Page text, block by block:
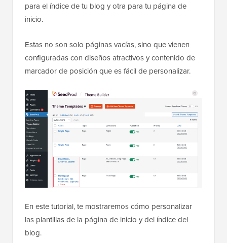
para el índice de tu blog y otra para tu página de
inicio.
Estas no son solo páginas vacías, sino que vienen
configuradas con diseños atractivos y contenido de
marcador de posición que es fácil de personalizar.
En este tutorial, te mostraremos cómo personalizar
las plantillas de la página de inicio y del índice del
blog.